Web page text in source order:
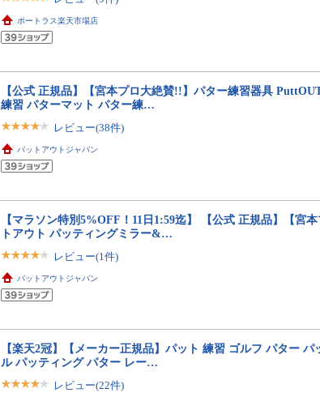
ポートラス楽天市場店
【公式 正規品】【宮本プロ大絶賛!!】パター練習器具
練習 パターマット パター練…
レビュー(38件)
パットアウトジャパン
【マラソン特別5%OFF！11日1:59迄】 【公式 正規品】【宮
トアウト パッティングミラー&…
レビュー(1件)
パットアウトジャパン
【楽天2冠】【メーカー正規品】パット 練習 ゴルフ パター
ル パッティング パター レー…
レビュー(22件)